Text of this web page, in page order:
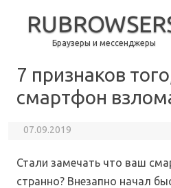
Браузеры и мессенджеры
7 признаков
смартфон
07.09.2019
Стали замечать что ваш
странно? Внезапно начал